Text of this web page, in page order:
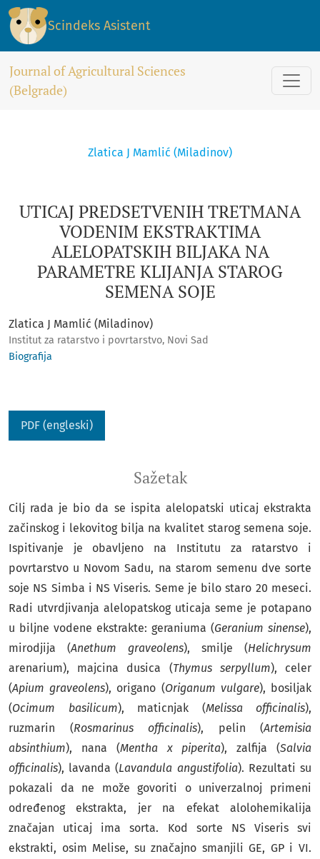
UTICAJ PREDSETVENIH TRETMANA VODENIM EKSTRAKTIMA
Scindeks Asistent
Journal of Agricultural Sciences
(Belgrade)
UTICAJ PREDSETVENIH TRETMANA
VODENIM EKSTRAKTIMA
ALELOPATSKIH BILJAKA NA
PARAMETRE KLIJANJA STAROG
SEMENA SOJE
Zlatica J Mamlić (Miladinov)
Zlatica J Mamlić (Miladinov)
Institut za ratarstvo i povrtarstvo, Novi Sad
Biografija
PDF (engleski)
Sažetak
Cilj rada je bio da se ispita alelopatski uticaj ekstrakta
začinskog i lekovitog bilja na kvalitet starog semena soje.
Ispitivanje je obavljeno na Institutu za ratarstvo i
povrtarstvo u Novom Sadu, na starom semenu dve sorte
soje NS Simba i NS Viseris. Seme je bilo staro 20 meseci.
Radi utvrdjivanja alelopatskog uticaja seme je potapano
u biljne vodene ekstrakte: geraniuma (Geranium sinense),
mirodjija (Anethum graveolens), smilje (Helichrysum
arenarium), majcina dusica (Thymus serpyllum), celer
(Apium graveolens), origano (Origanum vulgare), bosiljak
(Ocimum basilicum), maticnjak (Melissa officinalis),
ruzmarin (Rosmarinus officinalis), pelin (Artemisia
absinthium), nana (Mentha x piperita), zalfija (Salvia
officinalis), lavanda (Lavandula angustifolia). Rezultati su
pokazali da ne može govoriti o univerzalnoj primeni
određenog ekstrakta, jer na efekat alolohemikalija
značajan uticaj ima sorta. Kod sorte NS Viseris svi
ekstrakti, osim Melise, su značajno smanjili GE, GP i VI.